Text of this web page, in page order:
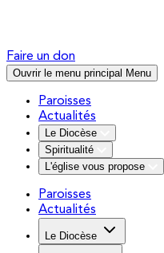
Faire un don
Ouvrir le menu principal Menu
Paroisses
Actualités
Le Diocèse
Spiritualité
L'église vous propose
Paroisses
Actualités
Le Diocèse